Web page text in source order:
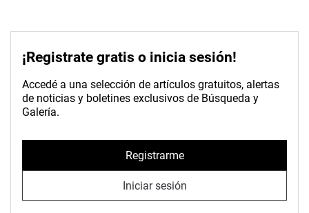
¡Registrate gratis o inicia sesión!
Accedé a una selección de artículos gratuitos, alertas
de noticias y boletines exclusivos de Búsqueda y
Galería.
Registrarme
Iniciar sesión